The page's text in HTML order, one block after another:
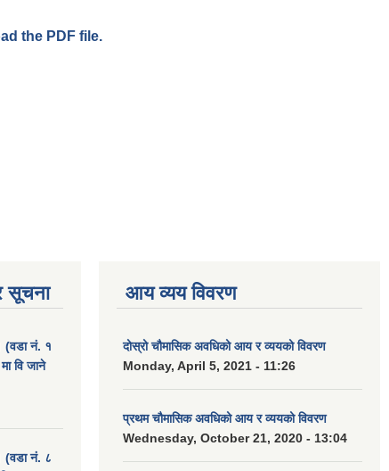
the PDF file.
सूचना
(वडा नं. १
वि जाने
(वडा नं. ८
आय व्यय विवरण
दोस्रो चौमासिक अवधिको आय र व्ययको विवरण
Monday, April 5, 2021 - 11:26
प्रथम चौमासिक अवधिको आय र व्ययको विवरण
Wednesday, October 21, 2020 - 13:04